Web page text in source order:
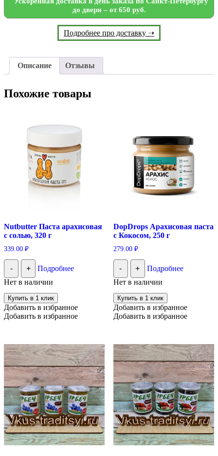
до двери – от 650 руб.
Подробнее про доставку ➝
Описание Отзывы
Похожие товары
Nutbutter Паста арахисовая
c солью, 320 г
339.00 ₽
- +
Подробнее
Нет в наличии
Купить в 1 клик
Добавить в избранное
Добавить в избранное
DopDrops Арахисовая паста
с Кокосом, 250 г
279.00 ₽
- +
Подробнее
Нет в наличии
Купить в 1 клик
Добавить в избранное
Добавить в избранное